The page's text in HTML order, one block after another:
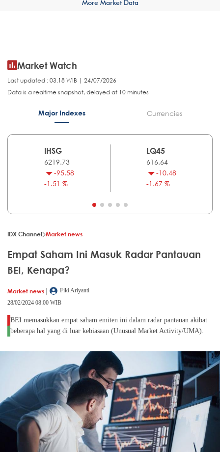
More Market Data
Market Watch
Last updated : 03.18 WIB | 24/07/2026
Data is a realtime snapshot, delayed at 10 minutes
Major Indexes Currencies
IHSG
6219.73
-95.58
-1.51 %
LQ45
616.64
-10.48
-1.67 %
IDX Channel Market news
Empat Saham Ini Masuk Radar Pantauan
BEI, Kenapa?
Market news |
Fiki Ariyanti
28/02/2024 08:00 WIB
BEI memasukkan empat saham emiten ini dalam radar pantauan akibat
beberapa hal yang di luar kebiasaan (Unusual Market Activity/UMA).